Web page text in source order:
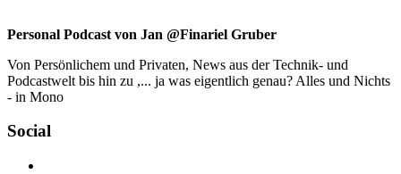
Personal Podcast von Jan @Finariel Gruber
Von Persönlichem und Privaten, News aus der Technik- und
Podcastwelt bis hin zu ,... ja was eigentlich genau? Alles und Nichts
- in Mono
Social